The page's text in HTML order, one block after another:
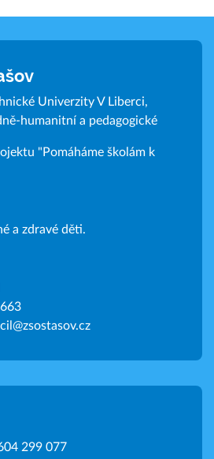
Univerzity V Liberci,
humanitní a pedagogické
"Pomáháme školám k
a zdravé děti.
299 077